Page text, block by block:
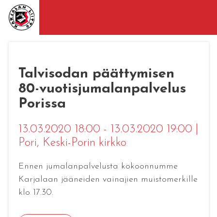
Talvisodan päättymisen
80-vuotisjumalanpalvelus
Porissa
13.03.2020 18:00 - 13.03.2020 19:00
Pori, Keski-Porin kirkko
Ennen jumalanpalvelusta kokoonnumme
Karjalaan jääneiden vainajien muistomerkille
klo 17.30.